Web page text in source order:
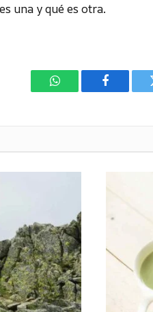
una y qué es otra.
WhatsAppFacebook